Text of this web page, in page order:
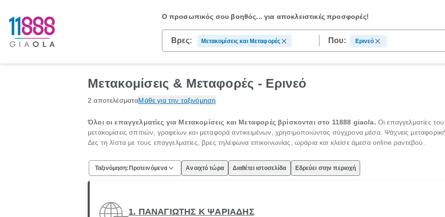
Ο προσωπικός σου βοηθός...για αποκλειστικές προσφορές!
Βρες: Μετακομίσεις και Μεταφορές Που: Ερινεό
Μετακομίσεις & Μεταφορές - Ερινεό
2 αποτελέσματαΜάθε για την ταξινόμηση
Όλοι οι επαγγελματίες για Μετακομίσεις και Μεταφορές βρίσκονται στο 11888 giaola. Οι επαγγελματίες
μετακομίσεις σπιτιών, γραφείων και μεταφορά αντικειμένων, χρησιμοποιώντας σύγχρονα μέσα. Ψάχνεις
Δες τη λίστα με τους επαγγελματίες, βρες τηλέφωνα επικοινωνίας, ωράρια και κλείσε άμεσα online ραντεβού.
Ταξινόμηση: Προτεινόμενα Ανοιχτό τώρα Διαθέτει ιστοσελίδα Εδρεύει στην περιοχή
1. ΠΑΝΑΓΙΩΤΗΣ Κ ΨΑΡΙΑΔΗΣ